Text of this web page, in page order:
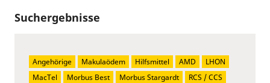
Suchergebnisse
Angehörige Makulaödem Hilfsmittel AMD
LHON
MacTel
Morbus Best Morbus Stargardt
RCS / CCS